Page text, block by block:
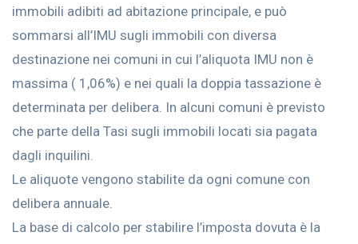
immobili adibiti ad abitazione principale, e può
sommarsi all’IMU sugli immobili con diversa
destinazione nei comuni in cui l’aliquota IMU non è
massima ( 1,06%) e nei quali la doppia tassazione è
determinata per delibera. In alcuni comuni è previsto
che parte della Tasi sugli immobili locati sia pagata
dagli inquilini.
Le aliquote vengono stabilite da ogni comune con
delibera annuale.
La base di calcolo per stabilire l’imposta dovuta è la